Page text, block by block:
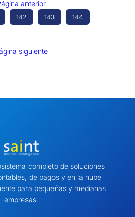
anterior
142 143 144
siguiente
completo de soluciones
de pagos y en la nube
para pequeñas y medianas
empresas.